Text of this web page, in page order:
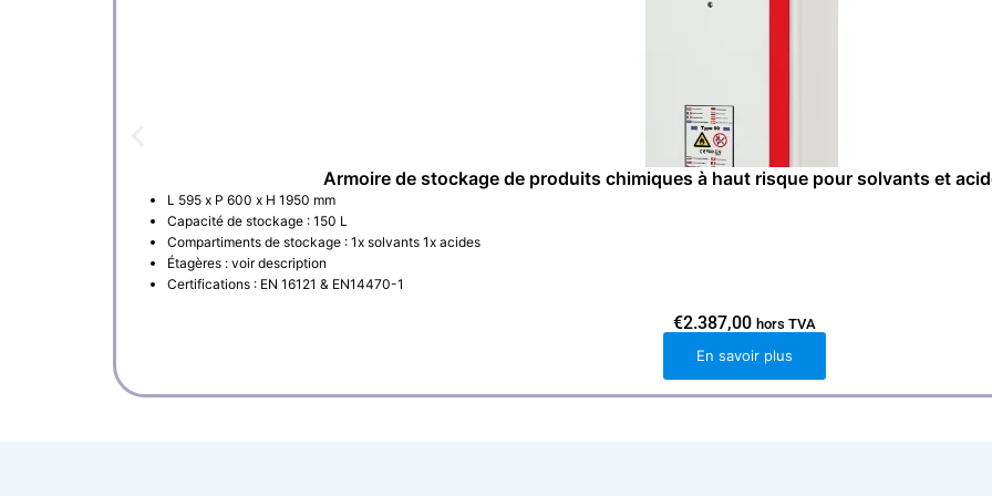
Armoire de stockage de produits chimiques à haut risque pour solvants et
L 595 x P 600 x H 1950 mm
Capacité de stockage : 150 L
Compartiments de stockage : 1x solvants 1x acides
Étagères : voir description
Certifications : EN 16121 & EN14470-1
€2.387,00 hors TVA
En savoir plus